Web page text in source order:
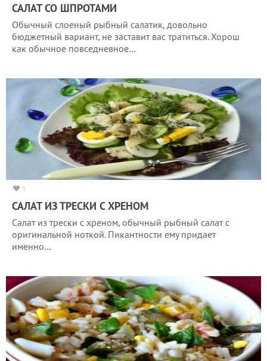
САЛАТ СО ШПРОТАМИ
Обычный слоеный рыбный салатик, довольно
бюджетный вариант, не заставит вас тратиться. Хорош
как обычное повседневное…
1
САЛАТ ИЗ ТРЕСКИ С ХРЕНОМ
Салат из трески с хреном, обычный рыбный салат с
оригинальной ноткой. Пикантности ему придает
именно…